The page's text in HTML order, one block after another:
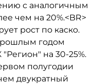
с аналогичным
чем на 20%.<BR>
рост по каско.
годом
на 30-25%.
полугодии
двукратный